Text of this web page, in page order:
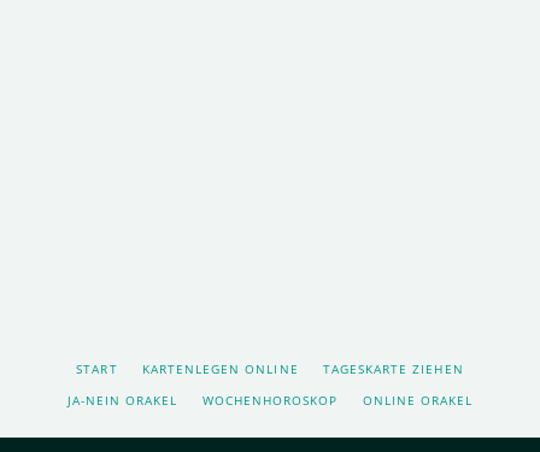
NAVIGATION
START KARTENLEGEN ONLINE
TAGESKARTE ZIEHEN
JA-NEIN ORAKEL
WOCHENHOROSKOP ONLINE ORAKEL